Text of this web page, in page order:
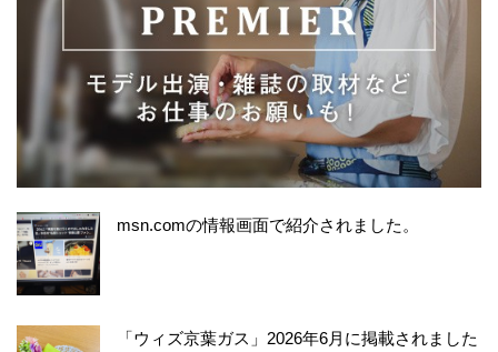
msn.comの情報画面で紹介されました。
「ウィズ京葉ガス」2026年6月に掲載されました